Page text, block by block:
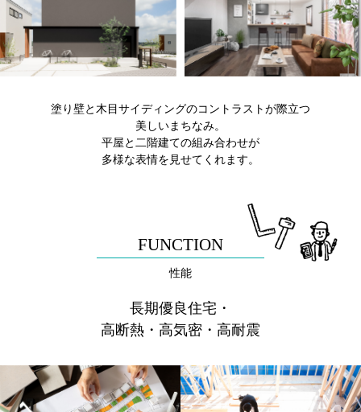
塗り壁と木目サイディングのコントラストが際立つ
美しいまちなみ。
平屋と二階建ての組み合わせが
多様な表情を見せてくれます。
FUNCTION
性能
長期優良住宅・
高断熱・高気密・高耐震